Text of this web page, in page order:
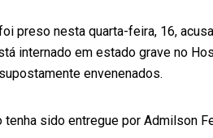
preso nesta quarta-feira, 16,
internado em estado grave no
envenenados.
sido entregue por Admilson